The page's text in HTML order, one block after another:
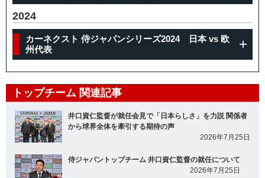
2024
カーネクスト 侍ジャパンシリーズ2024 日本 vs 欧
州代表
トップチーム 関連記事
井口資仁監督が就任会見で「日本らしさ」を力説 関係者
から球界全体を牽引する期待の声
2026年7月25日
侍ジャパントップチーム 井口資仁監督の就任について
2026年7月25日